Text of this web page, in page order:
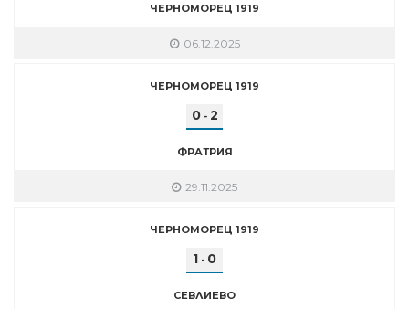
ЧЕРНОМОРЕЦ 1919
06.12.2025
ЧЕРНОМОРЕЦ 1919
0- 2
ФРАТРИЯ
29.11.2025
ЧЕРНОМОРЕЦ 1919
1 - 0
СЕВЛИЕВО